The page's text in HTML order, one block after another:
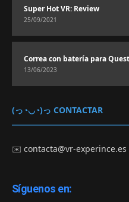
Super Hot VR: Review
25/09/2021
Correa con batería para
13/06/2023
(っ◔◡◔)っ CONTACTAR
✉️contacta@vr-experince.es
Síguenos en: